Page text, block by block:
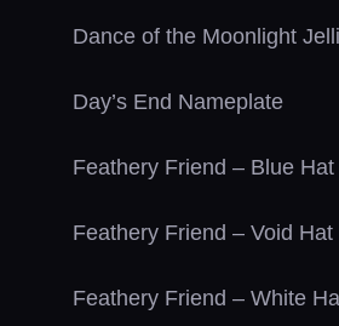
Dance of the Moonlight
Day’s End Nameplate
Feathery Friend – Blue Hat
Feathery Friend – Void Hat
Feathery Friend – White